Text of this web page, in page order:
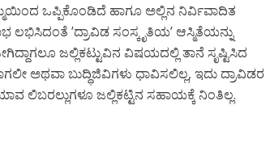
ಒಪ್ಪಿಕೊಂಡಿದೆ ಹಾಗೂ ಅಲ್ಲಿನ ನಿರ್ವಿವಾದಿತ
’ದ್ರಾವಿಡ ಸಂಸ್ಕೃತಿಯ’ ಆಸ್ಮಿತೆಯನ್ನು
ಜಲ್ಲಿಕಟ್ಟುವಿನ ವಿಷಯದಲ್ಲಿ ತಾನೆ ಸೃಷ್ಟಿಸಿದ
ಅಥವಾ ಬುದ್ಧಿಜಿವಿಗಳು ಧಾವಿಸಲಿಲ್ಲ, ಇದು ದ್ರಾವಿಡರ
ಲಿಬರಲ್ಲುಗಳೂ ಜಲ್ಲಿಕಟ್ಟಿನ ಸಹಾಯಕ್ಕೆ ನಿಂತಿಲ್ಲ.